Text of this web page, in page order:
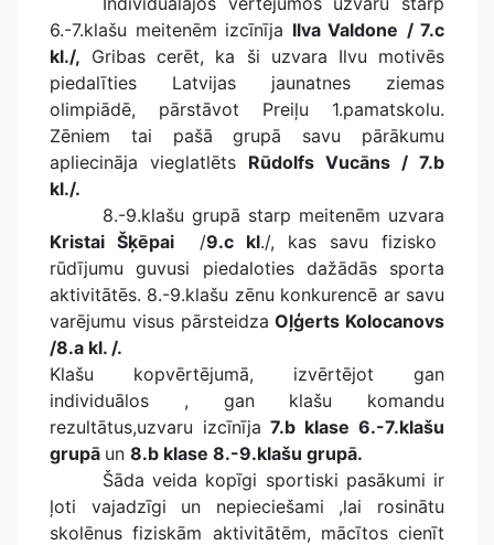
6.-7.klašu meitenēm izcīnīja Ilva Valdone / 7.c
kl./, Gribas cerēt, ka ši uzvara Ilvu motivēs
piedalīties Latvijas jaunatnes ziemas
olimpiādē, pārstāvot Preiļu 1.pamatskolu.
Zēniem tai pašā grupā savu pārākumu
apliecināja vieglatlēts Rūdolfs Vucāns / 7.b
kl./.
8.-9.klašu grupā starp meitenēm uzvara
Kristai Šķēpai
/9.c kl./, kas savu fizisko
rūdījumu guvusi piedaloties dažādās sporta
aktivitātēs. 8.-9.klašu zēnu konkurencē ar savu
varējumu visus pārsteidzaOļģerts Kolocanovs
/8.a kl. /.
Klašu kopvērtējumā, izvērtējot gan
individuālos , gan klašu komandu
rezultātus,uzvaru izcīnīja 7.b klase 6.-7.klašu
grupā un 8.b klase 8.-9.klašu grupā.
Šāda veida kopīgi sportiski pasākumi ir
ļoti vajadzīgi un nepieciešami ,lai rosinātu
skolēnus fiziskām aktivitātēm, mācītos cienīt